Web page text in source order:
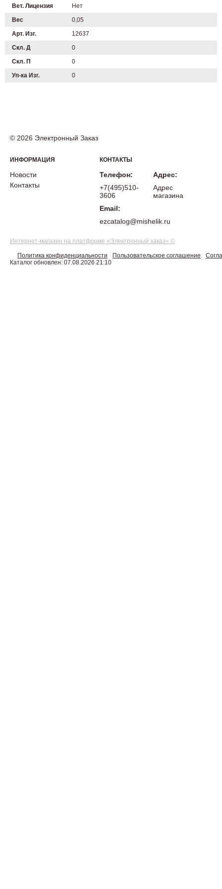
Вет. Лицензия
Нет
Вес
0,05
Арт. Изг.
12637
Скл. Д
0
Скл. П
0
Уп-ка Изг.
0
© 2026 Электронный Заказ
ИНФОРМАЦИЯ
Новости
Контакты
КОНТАКТЫ
Телефон:
+7(495)510-
3606
Email:
ezcatalog@mishelik.ru
Адрес:
Адрес
магазина
Интернет-магазин на платформе «Электронный заказ» ©
Политика конфиденциальности Пользовательское соглашение
Каталог обновлен: 07.08.2026 21:10